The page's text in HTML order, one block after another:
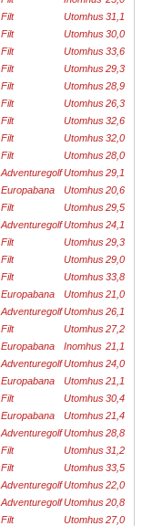
Filt Utomhus31,1
Filt Utomhus30,0
Filt Utomhus33,6
Filt Utomhus29,3
Filt Utomhus28,9
Filt Utomhus26,3
Filt Utomhus32,6
Filt Utomhus32,0
Filt Utomhus28,0
AdventuregolfUtomhus29,1
Europabana Utomhus20,6
Filt Utomhus29,5
AdventuregolfUtomhus24,1
Filt Utomhus29,3
Filt Utomhus29,0
Filt Utomhus33,8
Europabana Utomhus21,0
AdventuregolfUtomhus26,1
Filt Utomhus27,2
Europabana Inomhus 21,1
AdventuregolfUtomhus24,0
Europabana Utomhus21,1
Filt Utomhus30,4
Europabana Utomhus21,4
AdventuregolfUtomhus28,8
Filt Utomhus31,2
Filt Utomhus33,5
AdventuregolfUtomhus22,0
AdventuregolfUtomhus20,8
Filt Utomhus27,0